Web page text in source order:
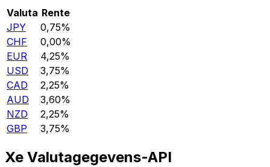
Valuta Rente
JPY
0,75%
CHF
0,00%
EUR
4,25%
USD
3,75%
CAD
2,25%
AUD
3,60%
NZD
2,25%
GBP
3,75%
Xe Valutagegevens-API